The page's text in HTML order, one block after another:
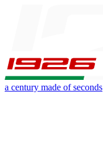
a century made of seconds